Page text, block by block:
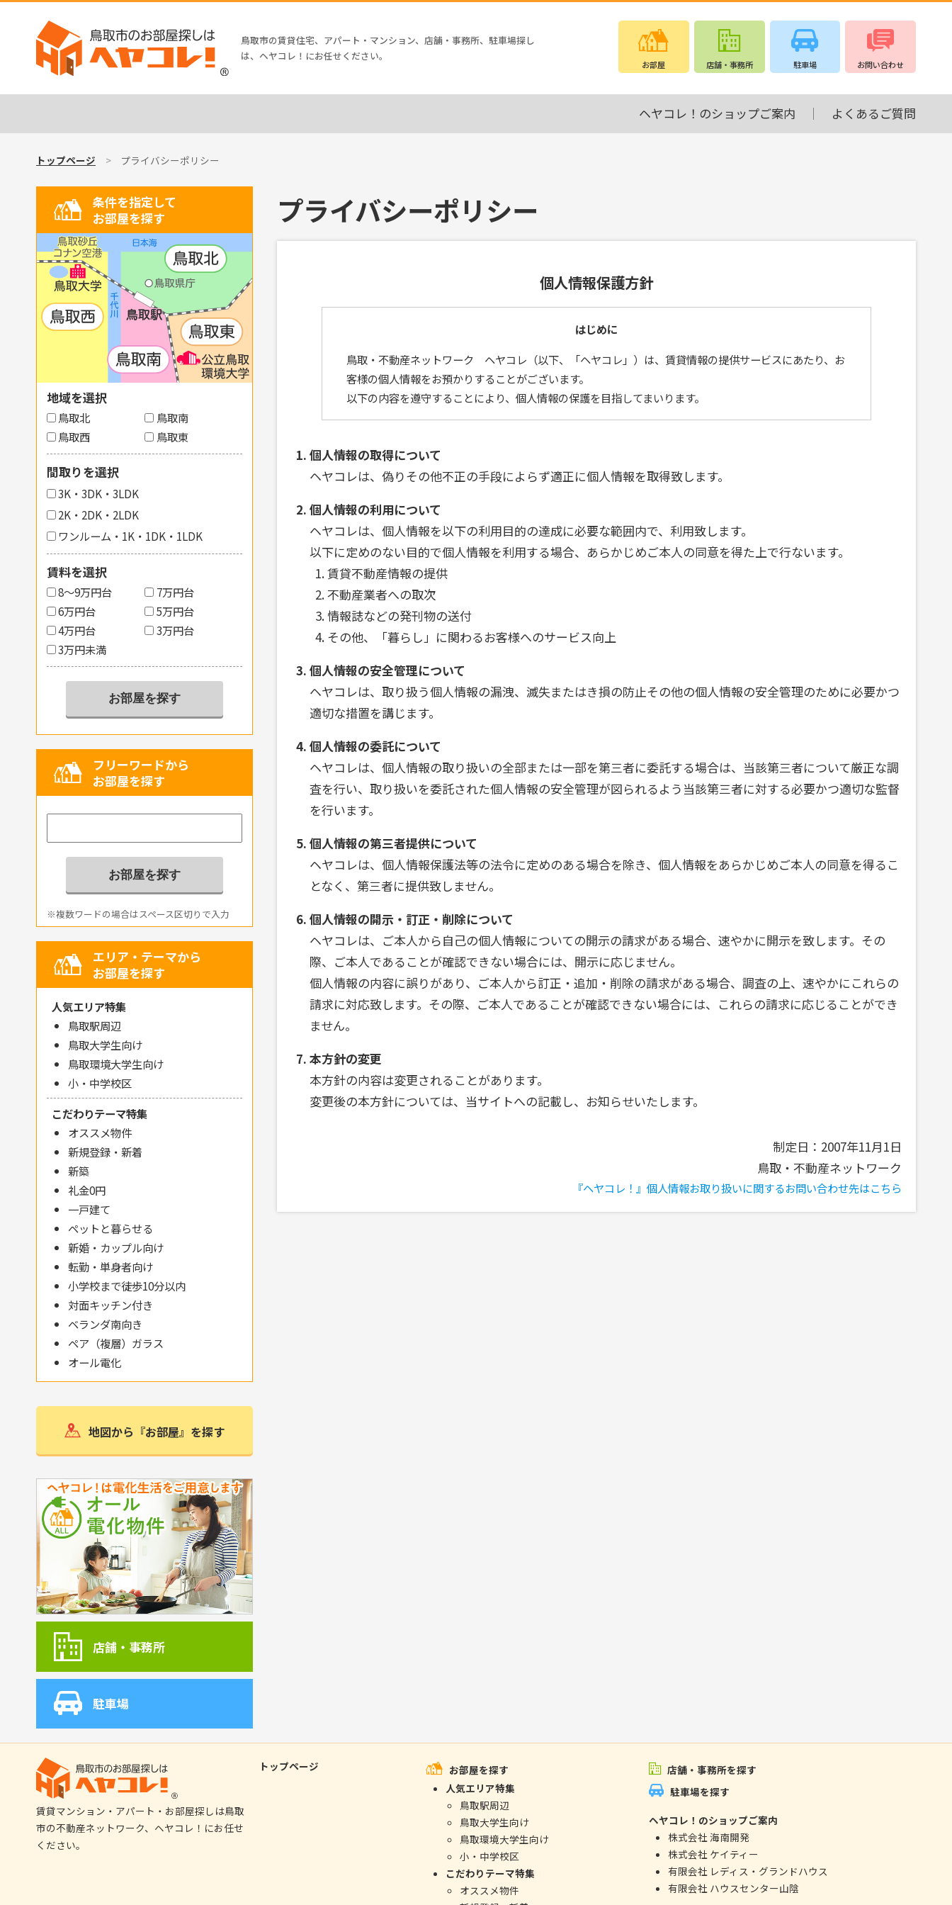
鳥取市の賃貸住宅、アパート・マンション、店舗・事務所、駐車場探し
は、ヘヤコレ！にお任せください。
お部屋 店舗・事務所 駐車場 お問い合わせ
ヘヤコレ！のショップご案内 よくあるご質問
トップページ プライバシーポリシー
プライバシーポリシー
個人情報保護方針
はじめに
鳥取・不動産ネットワーク ヘヤコレ（以下、「ヘヤコレ」）は、賃貸情報の提供サービスにあたり、お
客様の個人情報をお預かりすることがございます。
以下の内容を遵守することにより、個人情報の保護を目指してまいります。
個人情報の取得について
ヘヤコレは、偽りその他不正の手段によらず適正に個人情報を取得致します。
個人情報の利用について
ヘヤコレは、個人情報を以下の利用目的の達成に必要な範囲内で、利用致します。
以下に定めのない目的で個人情報を利用する場合、あらかじめご本人の同意を得た上で行ないます。
賃貸不動産情報の提供
不動産業者への取次
情報誌などの発刊物の送付
その他、「暮らし」に関わるお客様へのサービス向上
個人情報の安全管理について
ヘヤコレは、取り扱う個人情報の漏洩、滅失またはき損の防止その他の個人情報の安全管理のために必要かつ
適切な措置を講じます。
個人情報の委託について
ヘヤコレは、個人情報の取り扱いの全部または一部を第三者に委託する場合は、当該第三者について厳正な調
査を行い、取り扱いを委託された個人情報の安全管理が図られるよう当該第三者に対する必要かつ適切な監督
を行います。
個人情報の第三者提供について
ヘヤコレは、個人情報保護法等の法令に定めのある場合を除き、個人情報をあらかじめご本人の同意を得るこ
となく、第三者に提供致しません。
個人情報の開示・訂正・削除について
ヘヤコレは、ご本人から自己の個人情報についての開示の請求がある場合、速やかに開示を致します。その
際、ご本人であることが確認できない場合には、開示に応じません。
個人情報の内容に誤りがあり、ご本人から訂正・追加・削除の請求がある場合、調査の上、速やかにこれらの
請求に対応致します。その際、ご本人であることが確認できない場合には、これらの請求に応じることができ
ません。
本方針の変更
本方針の内容は変更されることがあります。
変更後の本方針については、当サイトへの記載し、お知らせいたします。
制定日：2007年11月1日
鳥取・不動産ネットワーク
『ヘヤコレ！』個人情報お取り扱いに関するお問い合わせ先はこちら
条件を指定して
お部屋を探す
地域を選択
鳥取北
鳥取南
鳥取西
鳥取東
間取りを選択
3K・3DK・3LDK
2K・2DK・2LDK
ワンルーム・1K・1DK・1LDK
賃料を選択
8〜9万円台
7万円台
6万円台
5万円台
4万円台
3万円台
3万円未満
フリーワードから
お部屋を探す
※複数ワードの場合はスペース区切りで入力
エリア・テーマから
お部屋を探す
人気エリア特集
鳥取駅周辺
鳥取大学生向け
鳥取環境大学生向け
小・中学校区
こだわりテーマ特集
オススメ物件
新規登録・新着
新築
礼金0円
一戸建て
ペットと暮らせる
新婚・カップル向け
転勤・単身者向け
小学校まで徒歩10分以内
対面キッチン付き
ベランダ南向き
ペア（複層）ガラス
オール電化
地図から『お部屋』を探す
店舗・事務所
駐車場
賃貸マンション・アパート・お部屋探しは鳥取
市の不動産ネットワーク、ヘヤコレ！にお任せ
ください。
トップページ
お部屋を探す
人気エリア特集
鳥取駅周辺
鳥取大学生向け
鳥取環境大学生向け
小・中学校区
こだわりテーマ特集
オススメ物件
店舗・事務所を探す
駐車場を探す
ヘヤコレ！のショップご案内
株式会社 海南開発
株式会社 ケイティー
有限会社 レディス・グランドハウス
有限会社 ハウスセンター山陰